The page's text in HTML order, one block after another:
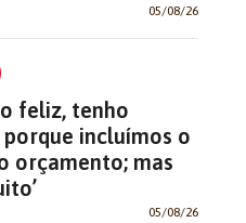
05/08/26
feliz, tenho
incluímos o
orçamento; mas
05/08/26